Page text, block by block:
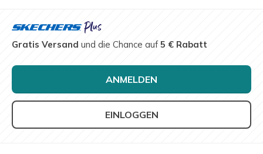
Gratis Versand und die Chance auf5 € Rabatt
ANMELDEN
EINLOGGEN